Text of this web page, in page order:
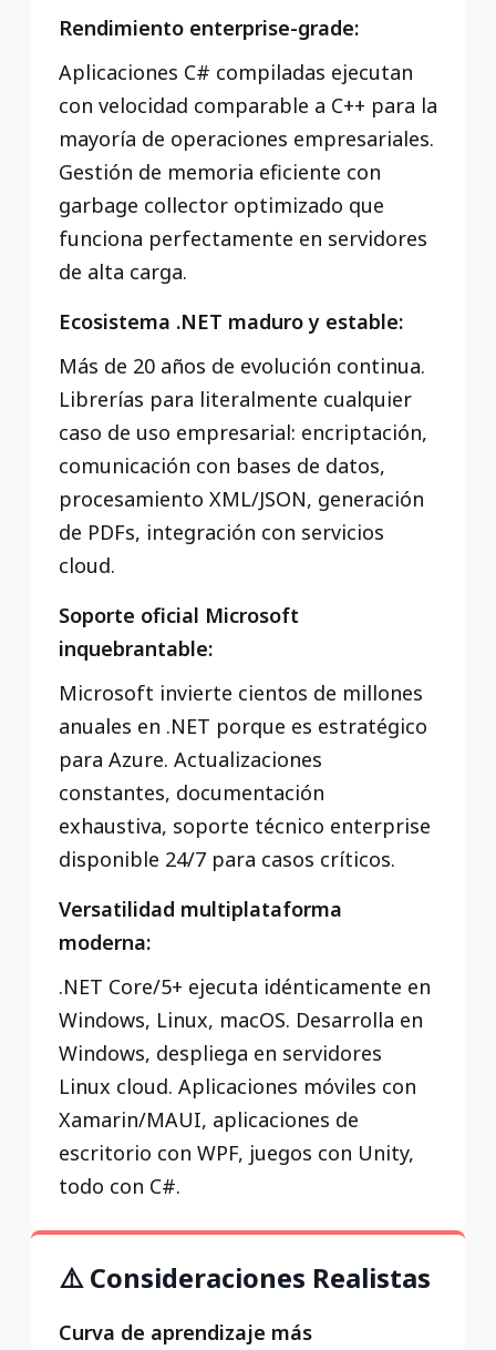
Rendimiento enterprise-grade:
Aplicaciones C# compiladas ejecutan
con velocidad comparable a C++ para la
mayoría de operaciones empresariales.
Gestión de memoria eficiente con
garbage collector optimizado que
funciona perfectamente en servidores
de alta carga.
Ecosistema .NET maduro y estable:
Más de 20 años de evolución continua.
Librerías para literalmente cualquier
caso de uso empresarial: encriptación,
comunicación con bases de datos,
procesamiento XML/JSON, generación
de PDFs, integración con servicios
cloud.
Soporte oficial Microsoft
inquebrantable:
Microsoft invierte cientos de millones
anuales en .NET porque es estratégico
para Azure. Actualizaciones
constantes, documentación
exhaustiva, soporte técnico enterprise
disponible 24/7 para casos críticos.
Versatilidad multiplataforma
moderna:
.NET Core/5+ ejecuta idénticamente en
Windows, Linux, macOS. Desarrolla en
Windows, despliega en servidores
Linux cloud. Aplicaciones móviles con
Xamarin/MAUI, aplicaciones de
escritorio con WPF, juegos con Unity,
todo con C#.
⚠️ Consideraciones Realistas
Curva de aprendizaje más